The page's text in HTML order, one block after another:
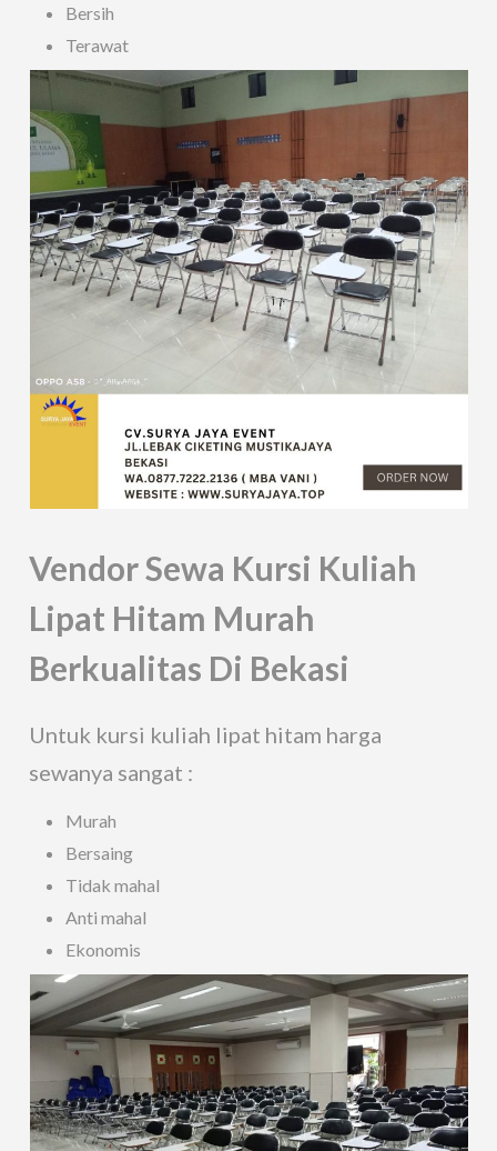
Bersih
Terawat
Vendor Sewa Kursi Kuliah
Lipat Hitam Murah
Berkualitas Di Bekasi
Untuk kursi kuliah lipat hitam harga
sewanya sangat :
Murah
Bersaing
Tidak mahal
Anti mahal
Ekonomis